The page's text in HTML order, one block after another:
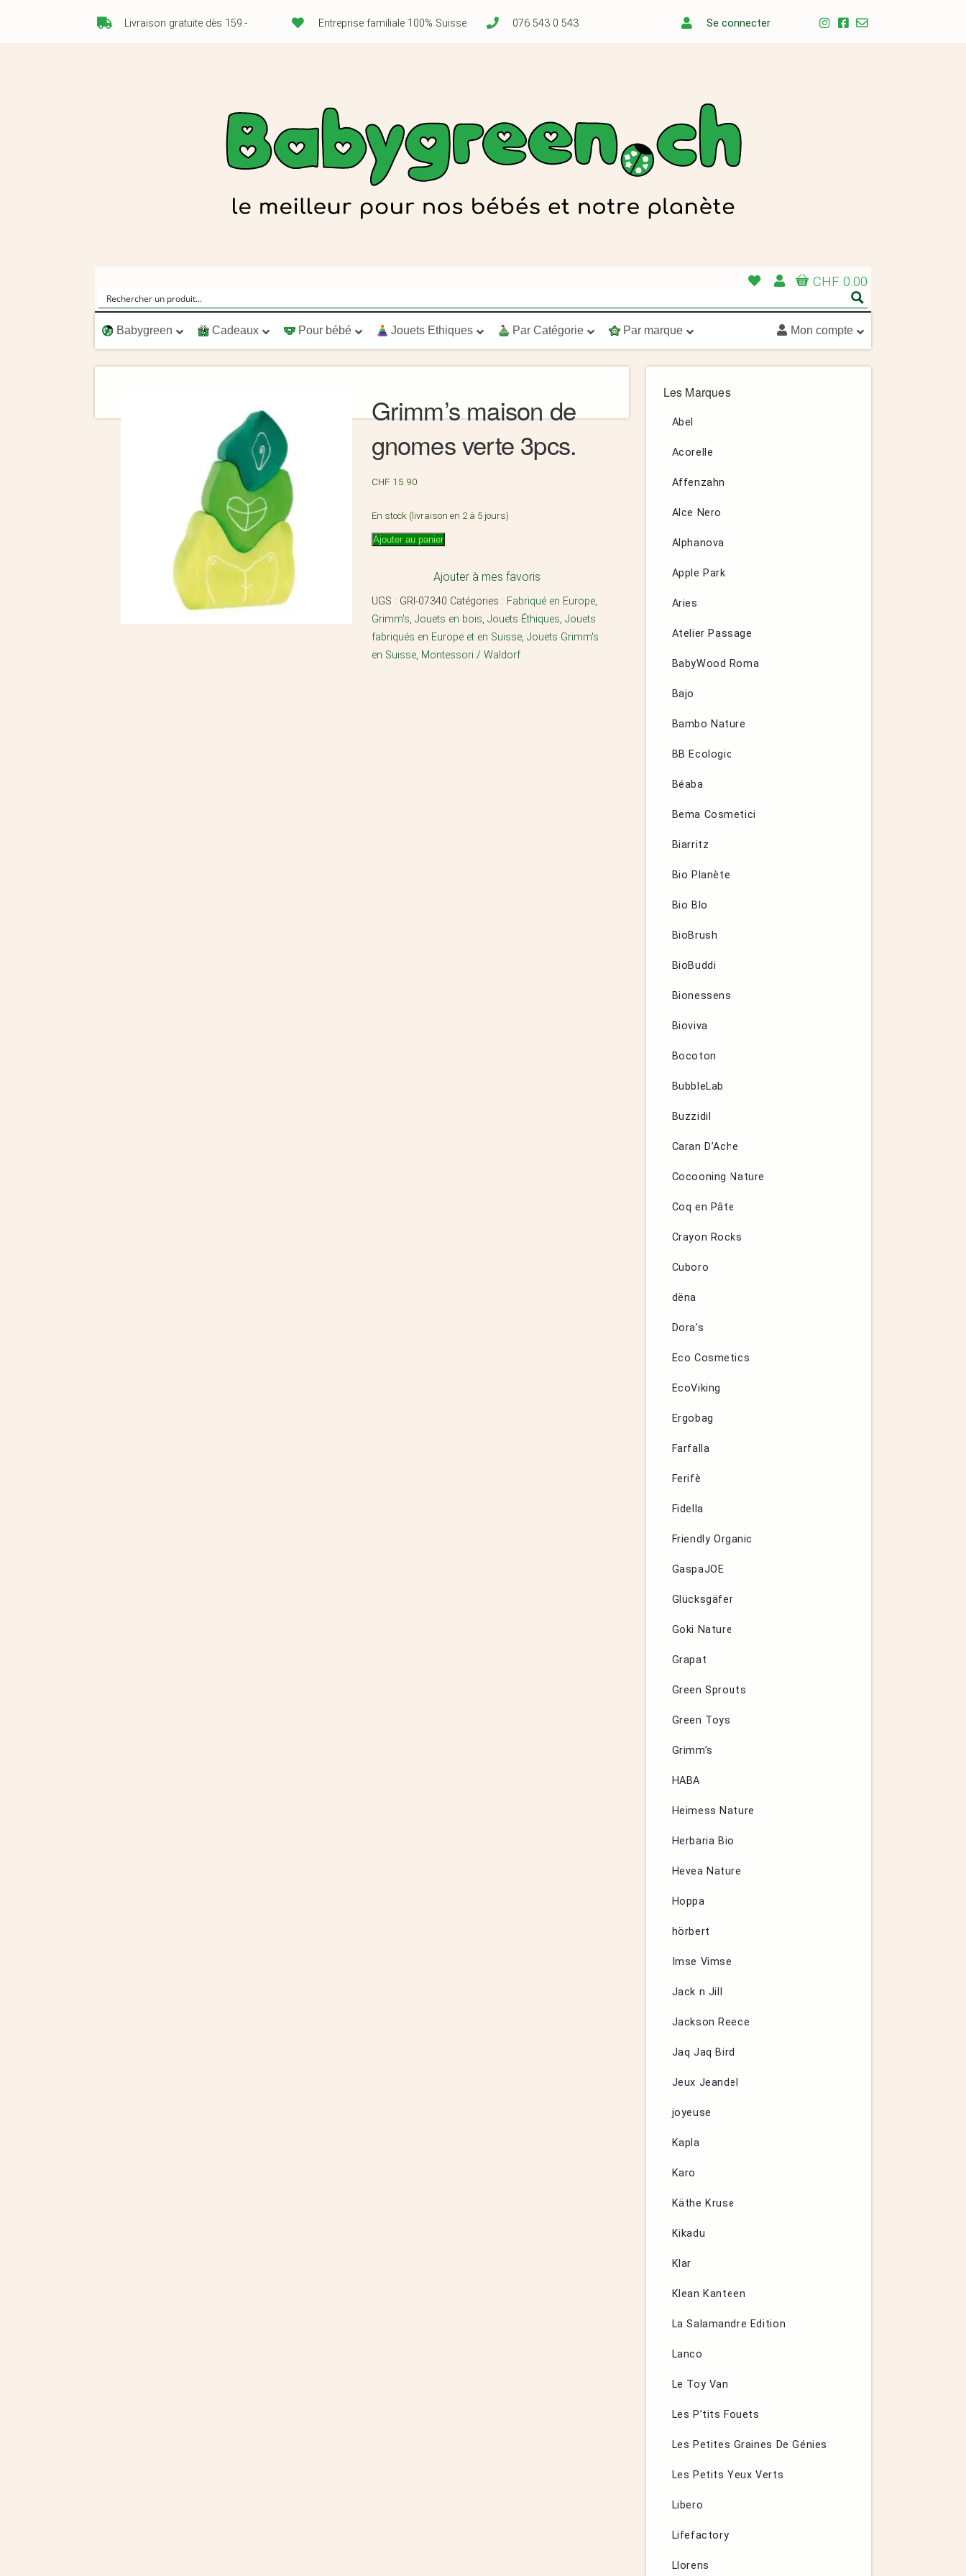
Livraison gratuite dès 159.- Entreprise familiale 100% Suisse 076 543 0 543 Se connecter
CHF 0.00
Babygreen Cadeaux Pour bébé Jouets Ethiques Par Catégorie Par marque Mon compte
Grimm’s maison de
gnomes verte 3pcs.
CHF 15.90
En stock (livraison en 2 à 5 jours)
Ajouter au panier
Ajouter à mes favoris
UGS : GRI-07340 Catégories : Fabriqué en Europe,
Grimm's, Jouets en bois, Jouets Éthiques, Jouets
fabriqués en Europe et en Suisse, Jouets Grimm's
en Suisse, Montessori / Waldorf
Les Marques
Abel
Acorelle
Affenzahn
Alce Nero
Alphanova
Apple Park
Aries
Atelier Passage
BabyWood Roma
Bajo
Bambo Nature
BB Ecologic
Béaba
Bema Cosmetici
Biarritz
Bio Planète
Bio Blo
BioBrush
BioBuddi
Bionessens
Bioviva
Bocoton
BubbleLab
Buzzidil
Caran D’Ache
Cocooning Nature
Coq en Pâte
Crayon Rocks
Cuboro
dëna
Dora’s
Eco Cosmetics
EcoViking
Ergobag
Farfalla
Ferifè
Fidella
Friendly Organic
GaspaJOE
Glücksgäfer
Goki Nature
Grapat
Green Sprouts
Green Toys
Grimm’s
HABA
Heimess Nature
Herbaria Bio
Hevea Nature
Hoppa
hörbert
Imse Vimse
Jack n Jill
Jackson Reece
Jaq Jaq Bird
Jeux Jeandel
joyeuse
Kapla
Karo
Käthe Kruse
Kikadu
Klar
Klean Kanteen
La Salamandre Edition
Lanco
Le Toy Van
Les P’tits Fouets
Les Petites Graines De Génies
Les Petits Yeux Verts
Libero
Lifefactory
Llorens